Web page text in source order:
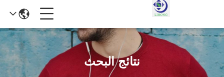
نتائج البحث